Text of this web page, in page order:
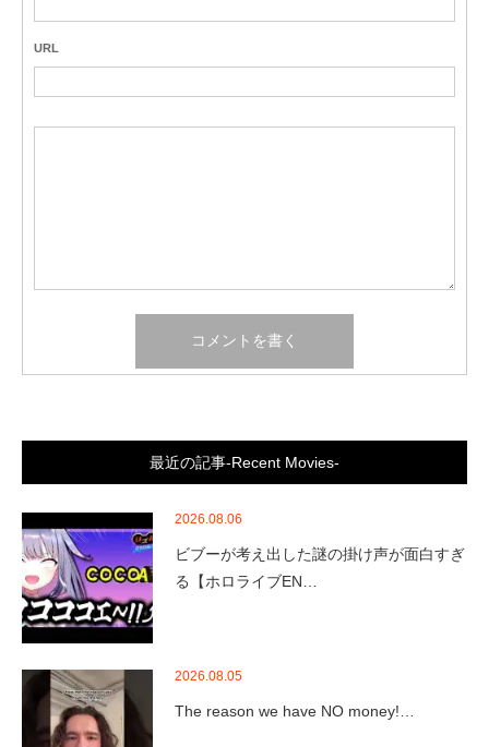
URL
最近の記事-Recent Movies-
2026.08.06
ビブーが考え出した謎の掛け声が面白すぎ
る【ホロライブEN…
2026.08.05
The reason we have NO money!…